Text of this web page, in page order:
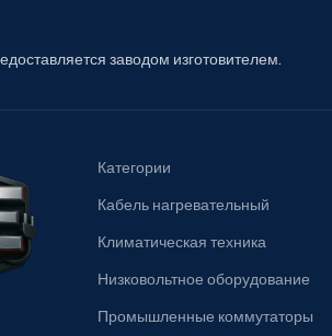
заводом изготовителем.
Категории
Кабель нагревательный
Климатическая техника
Низковольтное оборудование
Промышленные коммутаторы